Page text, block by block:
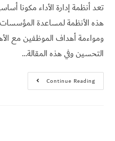
تعد أنظمة إدارة الأداء مكونا
هذه الأنظمة لمساعدة المؤسسات
ومواءمة أهداف الموظفين مع
التحسين وفي هذه المقالة…
Continue Reading